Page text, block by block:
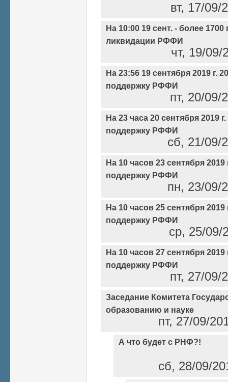
вт, 17/09/
На 10:00 19 сент. - более
ликвидации РФФИ
чт, 19/09/
На 23:56 19 сентября 2019 г.
поддержку РФФИ
пт, 20/09/
На 23 часа 20 сентября 2019
поддержку РФФИ
сб, 21/09/
На 10 часов 23 сентября 2019
поддержку РФФИ
пн, 23/09/
На 10 часов 25 сентября 2019
поддержку РФФИ
ср, 25/09/
На 10 часов 27 сентября 2019
поддержку РФФИ
пт, 27/09/
Заседание Комитета
образованию и науке
пт, 27/09/
А что будет с РНФ?!
сб, 28/09/